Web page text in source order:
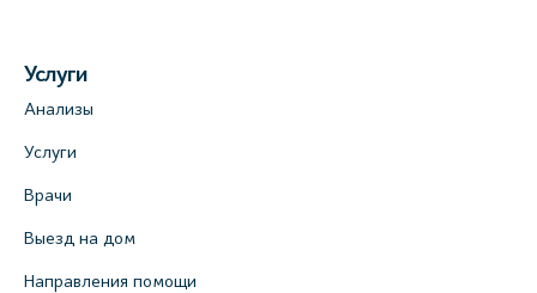
(официальный партнер)
+7 (812) 660-73-69
12к2 (официальный партнер)
+7 (812) 660-73-69
Услуги
Анализы
Услуги
Врачи
Выезд на дом
Направления помощи